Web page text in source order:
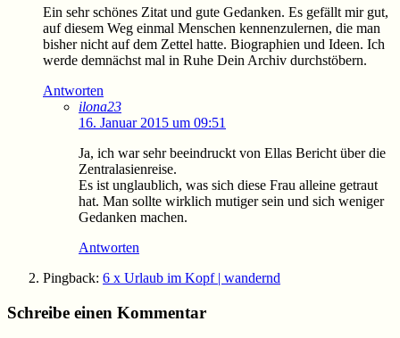
Ein sehr schönes Zitat und gute Gedanken. Es gefällt mir gut,
auf diesem Weg einmal Menschen kennenzulernen, die man
bisher nicht auf dem Zettel hatte. Biographien und Ideen. Ich
werde demnächst mal in Ruhe Dein Archiv durchstöbern.
Antworten
ilona23
16. Januar 2015 um 09:51
Ja, ich war sehr beeindruckt von Ellas Bericht über die
Zentralasienreise.
Es ist unglaublich, was sich diese Frau alleine getraut
hat. Man sollte wirklich mutiger sein und sich weniger
Gedanken machen.
Antworten
Pingback: 6 x Urlaub im Kopf | wandernd
Schreibe einen Kommentar